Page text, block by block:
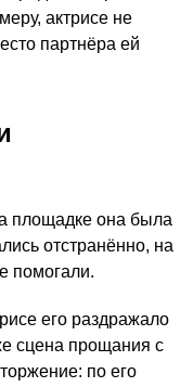
актрисе не
партнёра ей
площадке она была
отстранённо, на
помогали.
его раздражало
сцена прощания с
по его